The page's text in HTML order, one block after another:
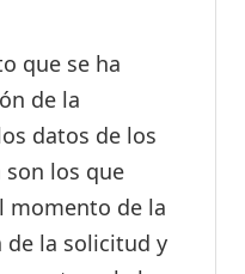
que se ha
de la
datos de los
los que
momento de la
de la solicitud y